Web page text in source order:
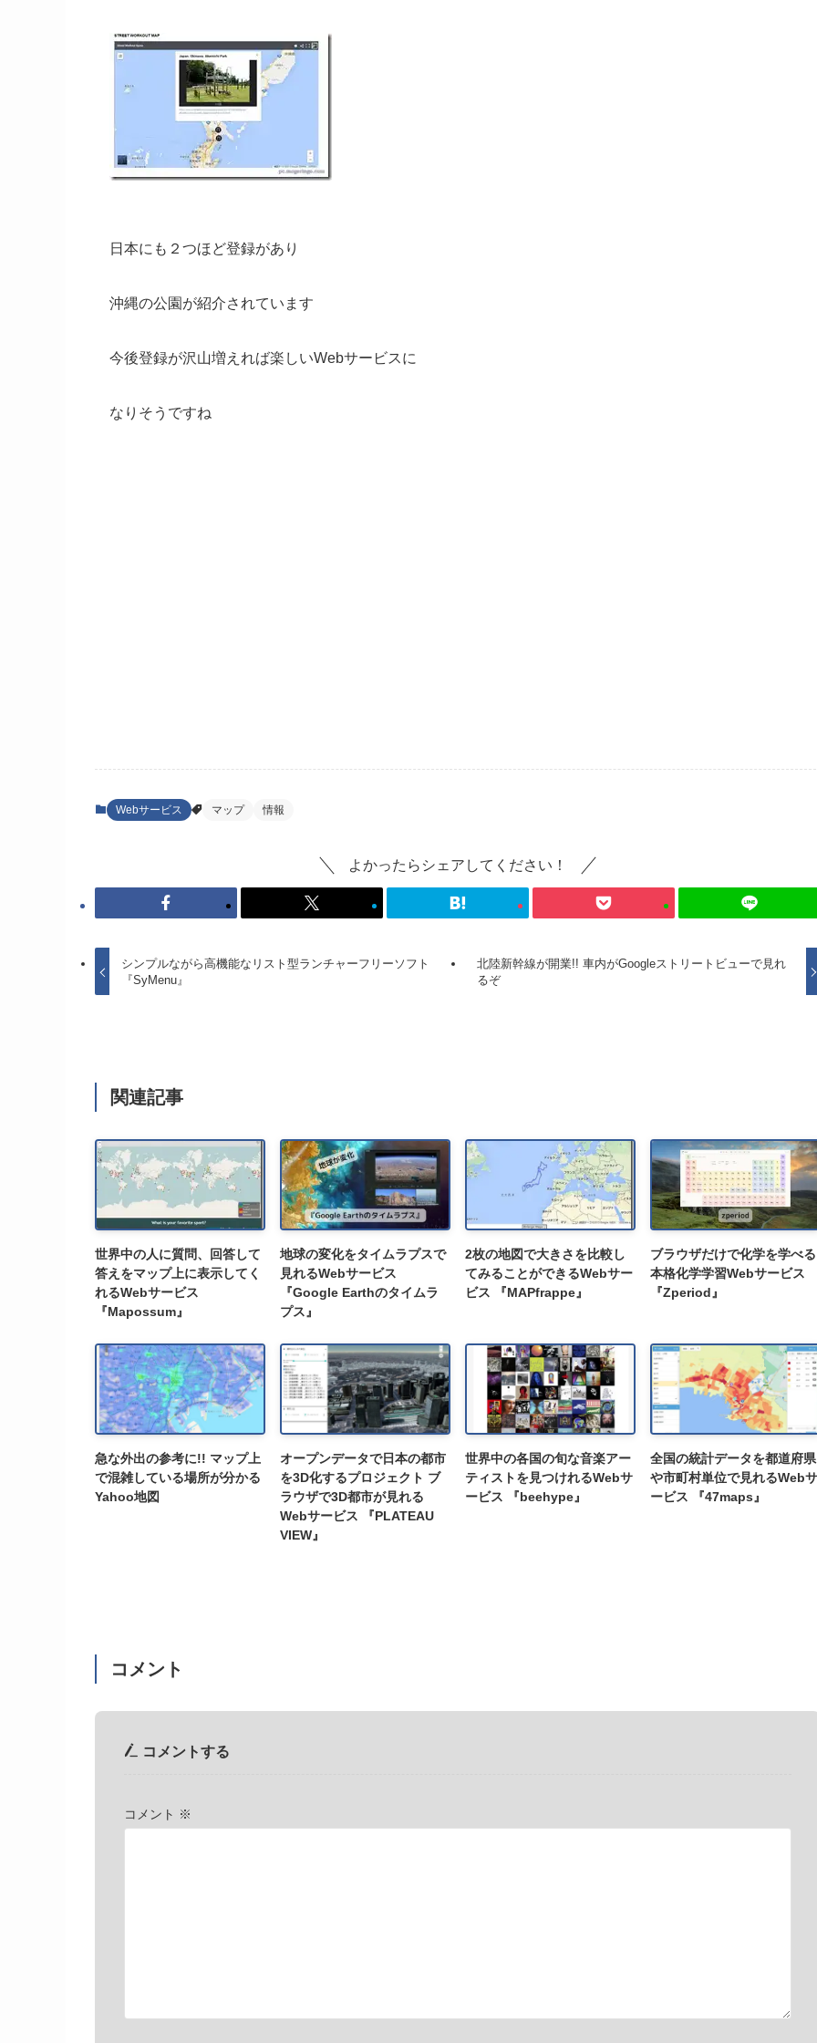
日本にも２つほど登録があり
沖縄の公園が紹介されています
今後登録が沢山増えれば楽しいWebサービスに
なりそうですね
Webサービス マップ 情報
よかったらシェアしてください！
シンプルながら高機能なリスト型ランチャーフリーソフト
『SyMenu』
北陸新幹線が開業!! 車内がGoogleストリートビューで見れ
るぞ
関連記事
世界中の人に質問、回答して
答えをマップ上に表示してく
れるWebサービス
『Mapossum』
地球の変化をタイムラプスで
見れるWebサービス
『Google Earthのタイムラ
プス』
2枚の地図で大きさを比較し
てみることができるWebサー
ビス 『MAPfrappe』
ブラウザだけで化学を学べる
本格化学学習Webサービス
『Zperiod』
急な外出の参考に!! マップ上
で混雑している場所が分かる
Yahoo地図
オープンデータで日本の都市
を3D化するプロジェクト ブ
ラウザで3D都市が見れる
Webサービス 『PLATEAU
VIEW』
世界中の各国の旬な音楽アー
ティストを見つけれるWebサ
ービス 『beehype』
全国の統計データを都道府県
や市町村単位で見れるWebサ
ービス 『47maps』
コメント
コメントする
コメント ※